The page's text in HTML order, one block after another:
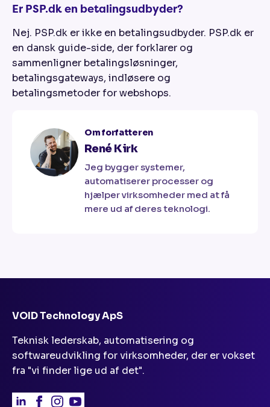
Er PSP.dk en betalingsudbyder?
Nej. PSP.dk er ikke en betalingsudbyder. PSP.dk er
en dansk guide-side, der forklarer og
sammenligner betalingsløsninger,
betalingsgateways, indløsere og
betalingsmetoder for webshops.
Om forfatteren
René Kirk
Jeg bygger systemer,
automatiserer processer og
hjælper virksomheder med at få
mere ud af deres teknologi.
VOID Technology ApS
Teknisk lederskab, automatisering og
softwareudvikling for virksomheder, der er vokset
fra "vi finder lige ud af det".